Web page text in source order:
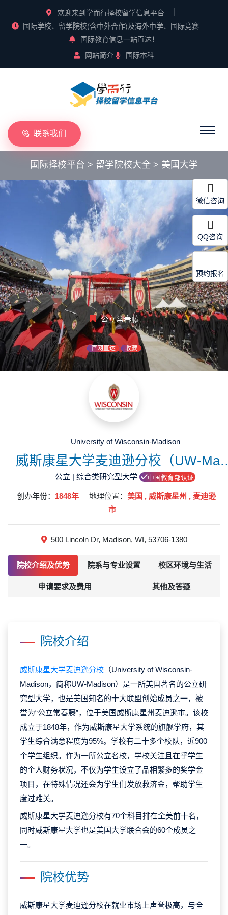
欢迎来到学而行择校留学信息平台
国际学校、留学院校(含中外合作)及海外中学、国际竞赛
国际教育信息一站直达！
网站简介
国际本科
联系我们
国际择校平台 > 留学院校大全 > 美国大学
公立常春藤
官网直达 收藏
University of Wisconsin-Madison
威斯康星大学麦迪
公立 | 综合类研究型大学 中国教育部认证
创办年份： 1848年 地理位置： 美国 , 威斯康星州 , 麦迪逊
市
500 Lincoln Dr, Madison, WI, 53706-1380
院校介绍及优势 院系与专业设置 校区环境与生活
申请要求及费用 其他及答疑
院校介绍
威斯康星大学麦迪逊分校 （University of Wisconsin-
Madison，简称UW-Madison）是一所美国著名的公立研
究型大学，也是美国知名的十大联盟创始成员之一，被
誉为“公立常春藤”，位于美国威斯康星州麦迪逊市。该校
成立于1848年，作为威斯康星大学系统的旗舰学府，其
学生综合满意程度为95%。学校有二十多个校队，近900
个学生组织。作为一所公立名校，学校关注且在乎学生
的个人财务状况，不仅为学生设立了品相繁多的奖学金
项目，在特殊情况还会为学生们发放救济金，帮助学生
度过难关。
威斯康星大学麦迪逊分校有70个科目排在全美前十名，
同时威斯康星大学也是美国大学联合会的60个成员之
一。
院校优势
威斯康星大学麦迪逊分校在就业市场上声誉极高，与全
微信咨询
QQ咨询
预约报名